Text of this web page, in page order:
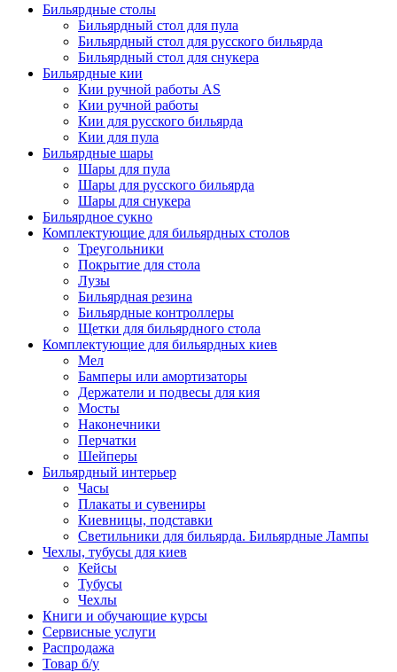
Бильярдные столы
Бильярдный стол для пула
Бильярдный стол для русского бильярда
Бильярдный стол для снукера
Бильярдные кии
Кии ручной работы AS
Кии ручной работы
Кии для русского бильярда
Кии для пула
Бильярдные шары
Шары для пула
Шары для русского бильярда
Шары для снукера
Бильярдное сукно
Комплектующие для бильярдных столов
Треугольники
Покрытие для стола
Лузы
Бильярдная резина
Бильярдные контроллеры
Щетки для бильярдного стола
Комплектующие для бильярдных киев
Мел
Бамперы или амортизаторы
Держатели и подвесы для кия
Мосты
Наконечники
Перчатки
Шейперы
Бильярдный интерьер
Часы
Плакаты и сувениры
Киевницы, подставки
Светильники для бильярда. Бильярдные Лампы
Чехлы, тубусы для киев
Кейсы
Тубусы
Чехлы
Книги и обучающие курсы
Сервисные услуги
Распродажа
Товар б/у